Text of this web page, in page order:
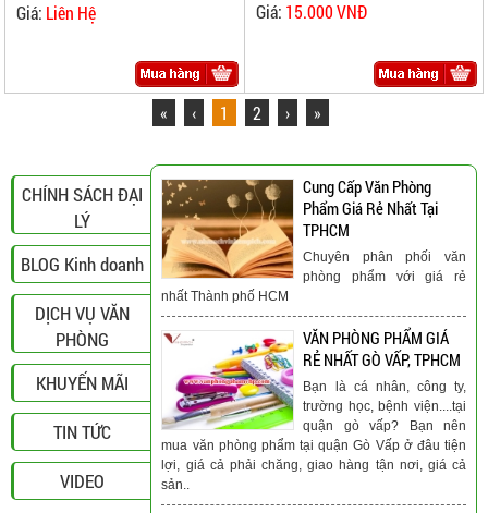
Giá: Liên Hệ Giá: 15.000 VNĐ
« ‹ 1 2 › »
CHÍNH SÁCH ĐẠI
LÝ
BLOG Kinh doanh
DỊCH VỤ VĂN
PHÒNG
KHUYẾN MÃI
TIN TỨC
VIDEO
Cung Cấp Văn Phòng
Phẩm Giá Rẻ Nhất Tại
TPHCM
Chuyên phân phối văn
phòng phẩm với giá rẻ
nhất Thành phố HCM
VĂN PHÒNG PHẨM GIÁ
RẺ NHẤT GÒ VẤP, TPHCM
Bạn là cá nhân, công ty,
trường học, bệnh viện....tại
quận gò vấp? Bạn nên
mua văn phòng phẩm tại quận Gò Vấp ở đâu tiện
lợi, giá cả phải chăng, giao hàng tận nơi, giá cả
sản..